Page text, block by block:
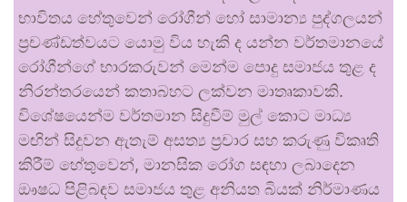
භාවිතය හේතුවෙන් රෝගීන් හෝ සාමාන්‍ය පුද්ගලයන්
ප්‍රචණ්ඩත්වයට යොමු විය හැකි ද යන්න වර්තමානයේ
රෝගීන්ගේ භාරකරුවන් මෙන්ම පොදු සමාජය තුළ ද
නිරන්තරයෙන් කතාබහට ලක්වන මාතෘකාවකි.
විශේෂයෙන්ම වර්තමාන සිදුවීම් මුල් කොට මාධ්‍ය
මඟින් සිදුවන ඇතැම් අසත්‍ය ප්‍රචාර සහ කරුණු විකෘති
කිරීම් හේතුවෙන්, මානසික රෝග සඳහා ලබාදෙන
ඖෂධ පිළිබඳව සමාජය තුළ අනියත බියක් නිර්මාණය